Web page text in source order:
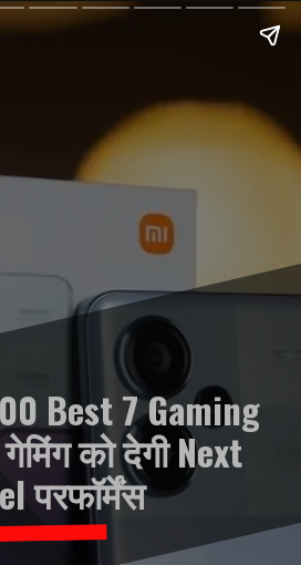
Best 7 Gaming
को देगी Next
परफॉर्मेंस